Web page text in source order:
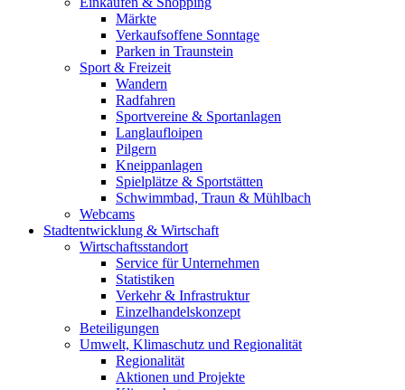
Märkte
Verkaufsoffene Sonntage
Parken in Traunstein
Sport & Freizeit
Wandern
Radfahren
Sportvereine & Sportanlagen
Langlaufloipen
Pilgern
Kneippanlagen
Spielplätze & Sportstätten
Schwimmbad, Traun & Mühlbach
Webcams
Stadtentwicklung & Wirtschaft
Wirtschaftsstandort
Service für Unternehmen
Statistiken
Verkehr & Infrastruktur
Einzelhandelskonzept
Beteiligungen
Umwelt, Klimaschutz und Regionalität
Regionalität
Aktionen und Projekte